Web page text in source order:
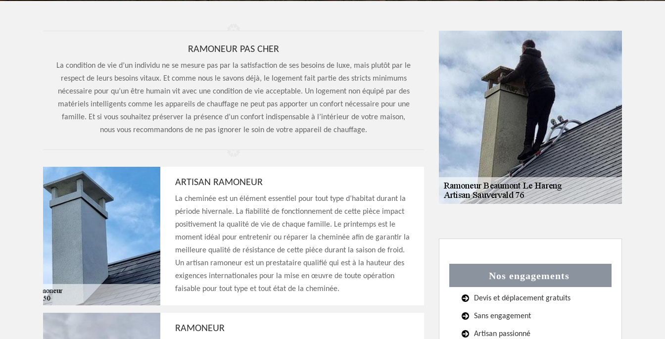
RAMONEUR PAS CHER
La condition de vie d’un individu ne se mesure pas par la satisfaction de ses besoins de luxe, mais plutôt par le
respect de leurs besoins vitaux. Et comme nous le savons déjà, le logement fait partie des stricts minimums
nécessaire pour qu’un être humain vit avec une condition de vie acceptable. Un logement non équipé par des
matériels intelligents comme les appareils de chauffage ne peut pas apporter un confort nécessaire pour une
famille. Et si vous souhaitez préserver la présence d’un confort indispensable à l’intérieur de votre maison,
nous vous recommandons de ne pas ignorer le soin de votre appareil de chauffage.
ARTISAN RAMONEUR
La cheminée est un élément essentiel pour tout type d’habitat durant la
période hivernale. La fiabilité de fonctionnement de cette pièce impact
positivement la qualité de vie de chaque famille. Le printemps est le
moment idéal pour entretenir ou réparer la cheminée afin de garantir la
meilleure qualité de résistance de cette pièce durant la saison de froid.
Un artisan ramoneur est un prestataire qualifié qui est à la hauteur des
exigences internationales pour la mise en œuvre de toute opération
faisable pour tout type et tout état de la cheminée.
RAMONEUR
Nos engagements
Devis et déplacement gratuits
Sans engagement
Artisan passionné